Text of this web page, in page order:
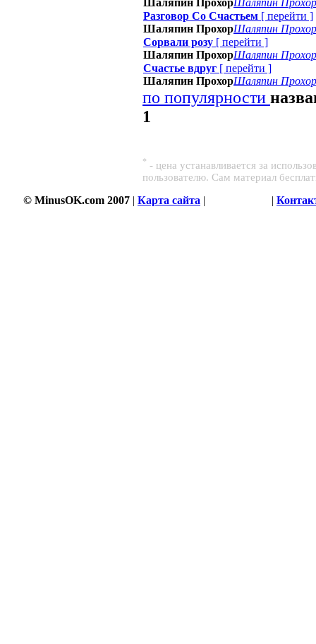
Разговор Со Счастьем [ перейти ]
Шаляпин ПрохорШаляпин Прохор
Сорвали розу [ перейти ]
Шаляпин ПрохорШаляпин Прохор
Счастье вдруг [ перейти ]
Шаляпин ПрохорШаляпин Прохор
по популярности
1
* - цена устанавливается за
пользователю. Сам материал
© MinusOK.com 2007 | Карта сайта | |